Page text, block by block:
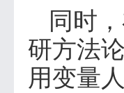
同时
研方法
用变量